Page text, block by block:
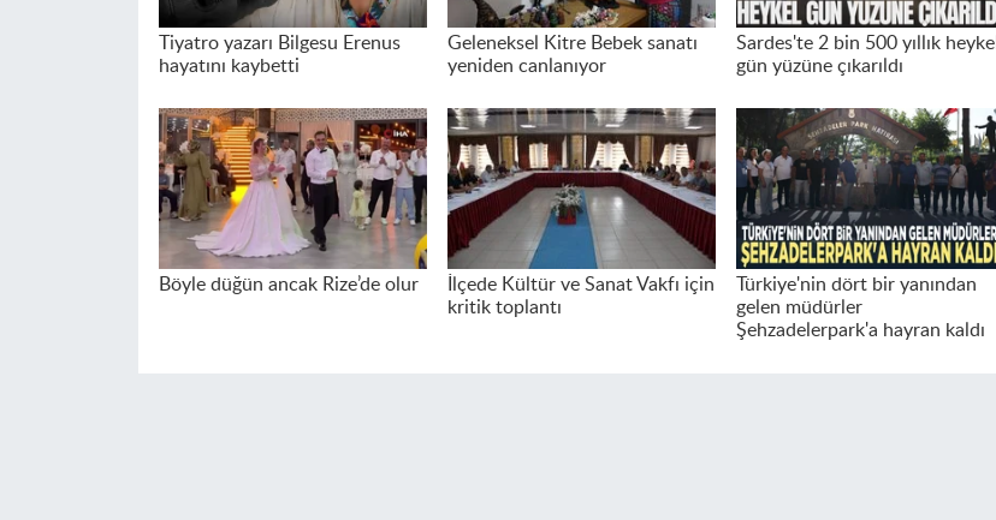
Tiyatro yazarı Bilgesu Erenus
hayatını kaybetti
Geleneksel Kitre Bebek sanatı
yeniden canlanıyor
Sardes'te 2 bin 500 yıllık heykel
gün yüzüne çıkarıldı
Böyle düğün ancak Rize’de olur
İlçede Kültür ve Sanat Vakfı için
kritik toplantı
Türkiye'nin dört bir yanından
gelen müdürler
Şehzadelerpark'a hayran kaldı